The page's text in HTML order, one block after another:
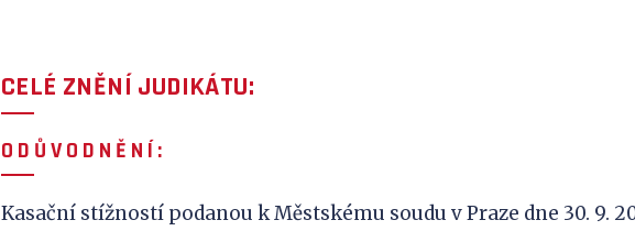
CELÉ ZNĚNÍ JUDIKÁTU:
O D Ů VO D N Ě N Í :
Kasační stížností podanou k Městskému soudu v Praze dne 30. 9.